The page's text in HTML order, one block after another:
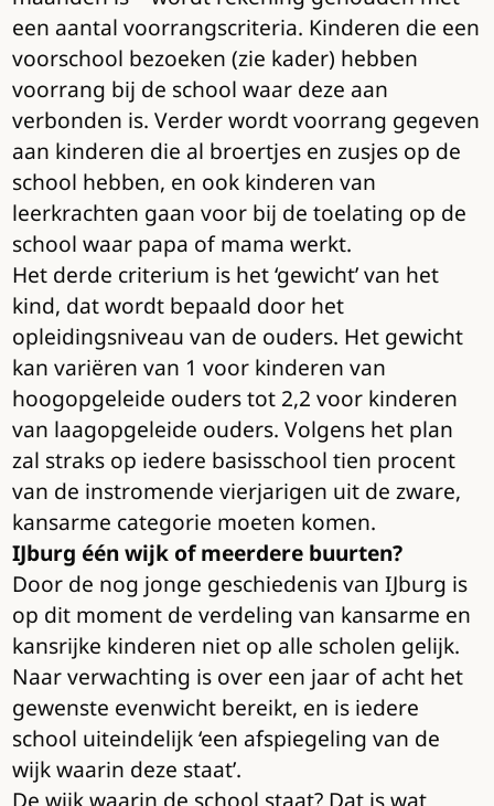
een aantal voorrangscriteria. Kinderen die een
voorschool bezoeken (zie kader) hebben
voorrang bij de school waar deze aan
verbonden is. Verder wordt voorrang gegeven
aan kinderen die al broertjes en zusjes op de
school hebben, en ook kinderen van
leerkrachten gaan voor bij de toelating op de
school waar papa of mama werkt.
Het derde criterium is het ‘gewicht’ van het
kind, dat wordt bepaald door het
opleidingsniveau van de ouders. Het gewicht
kan variëren van 1 voor kinderen van
hoogopgeleide ouders tot 2,2 voor kinderen
van laagopgeleide ouders. Volgens het plan
zal straks op iedere basisschool tien procent
van de instromende vierjarigen uit de zware,
kansarme categorie moeten komen.
IJburg één wijk of meerdere buurten?
Door de nog jonge geschiedenis van IJburg is
op dit moment de verdeling van kansarme en
kansrijke kinderen niet op alle scholen gelijk.
Naar verwachting is over een jaar of acht het
gewenste evenwicht bereikt, en is iedere
school uiteindelijk ‘een afspiegeling van de
wijk waarin deze staat’.